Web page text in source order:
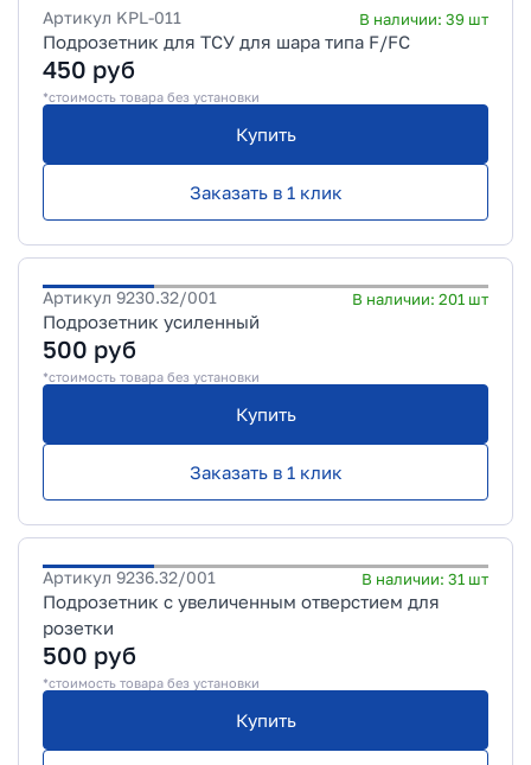
Артикул KPL-011 В наличии: 39 шт
Подрозетник для ТСУ для шара типа F/FC
450 руб
*стоимость товара без установки
Купить
Заказать в 1 клик
Артикул 9230.32/001 В наличии: 201 шт
Подрозетник усиленный
500 руб
*стоимость товара без установки
Купить
Заказать в 1 клик
Артикул 9236.32/001 В наличии: 31 шт
Подрозетник с увеличенным отверстием для
розетки
500 руб
*стоимость товара без установки
Купить